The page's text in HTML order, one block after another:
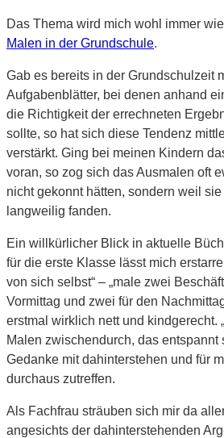
Das Thema wird mich wohl immer
Malen in der Grundschule.
Gab es bereits in der Grundschulzeit
Aufgabenblätter, bei denen anhand
die Richtigkeit der errechneten
sollte, so hat sich diese Tendenz
verstärkt. Ging bei meinen Kindern
voran, so zog sich das Ausmalen oft
nicht gekonnt hätten, sondern weil
langweilig fanden.
Ein willkürlicher Blick in aktuelle
für die erste Klasse lässt mich
von sich selbst“ – „male zwei
Vormittag und zwei für den
erstmal wirklich nett und kindgerecht.
Malen zwischendurch, das entspannt
Gedanke mit dahinterstehen und für
durchaus zutreffen.
Als Fachfrau sträuben sich mir da
angesichts der dahinterstehenden